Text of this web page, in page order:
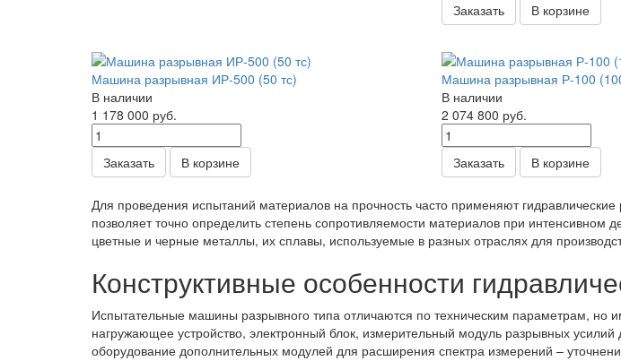
Заказать В корзине
Машина разрывная ИР-500 (50 тс)
В наличии
1 178 000 руб.
Заказать В корзине
Машина разрывная Р-100
В наличии
2 074 800 руб.
Заказать В корзине
Для проведения испытаний материалов на прочность часто применяют
позволяет точно определить степень сопротивляемости материалов при
цветные и черные металлы, их сплавы, используемые в разных отраслях для
Конструктивные особенности
Испытательные машины разрывного типа отличаются по техническим параметрам, но
нагружающее устройство, электронный блок, измерительный модуль разрывных
оборудование дополнительных модулей для расширения спектра измерений –